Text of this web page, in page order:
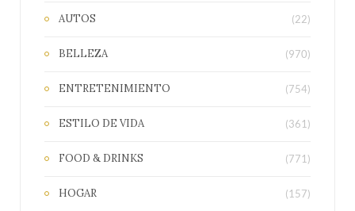
AUTOS (22)
BELLEZA (970)
ENTRETENIMIENTO (754)
ESTILO DE VIDA (361)
FOOD & DRINKS (771)
HOGAR (157)